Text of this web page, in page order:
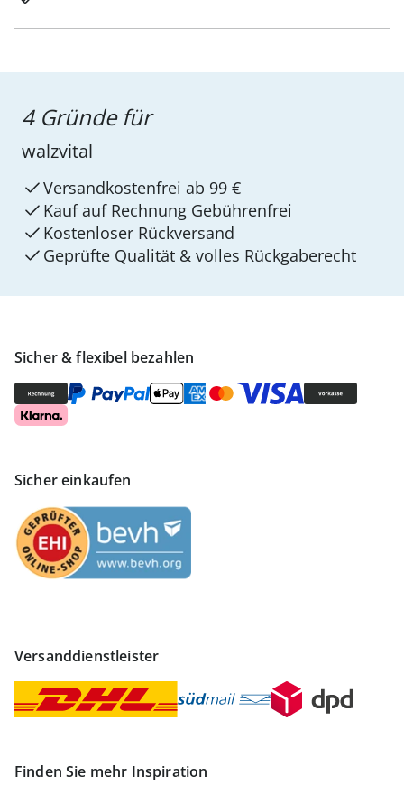
Sicher & flexibel bezahlen
Sicher einkaufen
Versanddienstleister
Finden Sie mehr Inspiration
4 Gründe für
walzvital
Versandkostenfrei ab 99 €
Kauf auf Rechnung Gebührenfrei
Kostenloser Rückversand
Geprüfte Qualität & volles Rückgaberecht